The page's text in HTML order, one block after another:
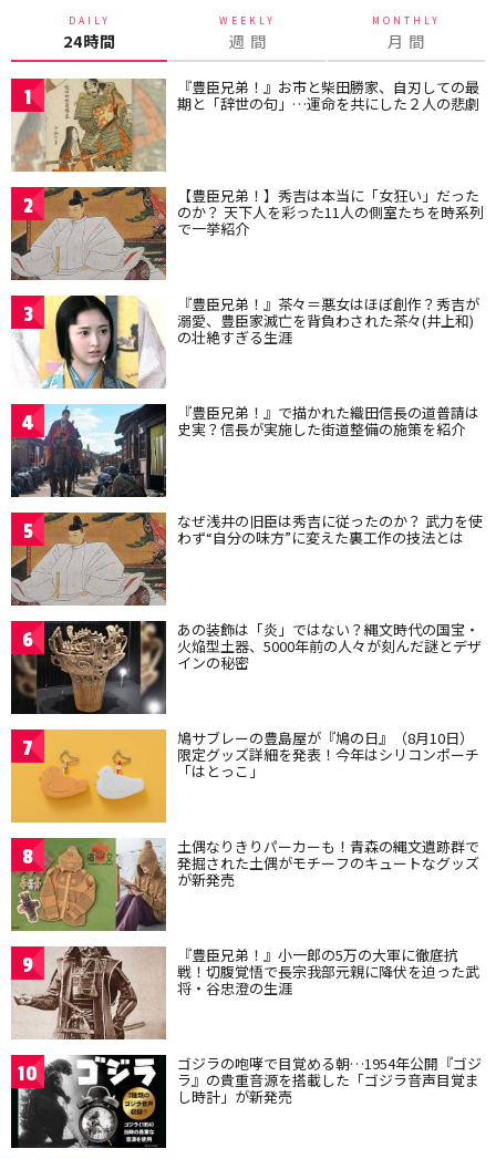
DAILY
24時間
WEEKLY
週 間
MONTHLY
月 間
1 『豊臣兄弟！』お市と柴田勝家、自刃しての最
期と「辞世の句」…運命を共にした２人の悲劇
2 【豊臣兄弟！】秀吉は本当に「女狂い」だった
のか？ 天下人を彩った11人の側室たちを時系列
で一挙紹介
3 『豊臣兄弟！』茶々＝悪女はほぼ創作？秀吉が
溺愛、豊臣家滅亡を背負わされた茶々(井上和)
の壮絶すぎる生涯
4 『豊臣兄弟！』で描かれた織田信長の道普請は
史実？信長が実施した街道整備の施策を紹介
5 なぜ浅井の旧臣は秀吉に従ったのか？ 武力を使
わず“自分の味方”に変えた裏工作の技法とは
6 あの装飾は「炎」ではない？縄文時代の国宝・
火焔型土器、5000年前の人々が刻んだ謎とデザ
インの秘密
7 鳩サブレーの豊島屋が『鳩の日』（8月10日）
限定グッズ詳細を発表！今年はシリコンポーチ
「はとっこ」
8 土偶なりきりパーカーも！青森の縄文遺跡群で
発掘された土偶がモチーフのキュートなグッズ
が新発売
9 『豊臣兄弟！』小一郎の5万の大軍に徹底抗
戦！切腹覚悟で長宗我部元親に降伏を迫った武
将・谷忠澄の生涯
10 ゴジラの咆哮で目覚める朝…1954年公開『ゴジ
ラ』の貴重音源を搭載した「ゴジラ音声目覚ま
し時計」が新発売